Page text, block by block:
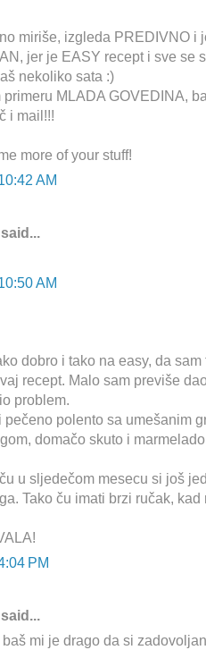
miriše, izgleda PREDIVNO i
jer je EASY recept i sve se
nekoliko sata :)
primeru MLADA GOVEDINA,
i mail!!!
more of your stuff!
AM
said...
AM
dobro i tako na easy, da
recept. Malo sam previše
problem.
pečeno polento sa umešanim
domačo skuto i
u sljedečom mesecu si još
Tako ču imati brzi ručak,
PM
said...
mi je drago da si